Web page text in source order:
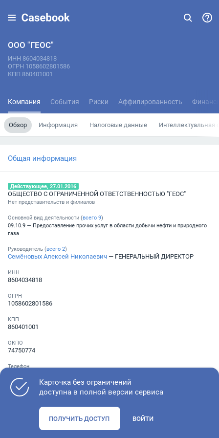
ООО "ГЕОС"
ИНН 8604034818
ОГРН 1058602801586
КПП 860401001
Компания События Риски Аффилированность
Обзор Информация Налоговые данные Интеллектуальная
Общая информация
Действующее, 27.01.2016
ОБЩЕСТВО С ОГРАНИЧЕННОЙ ОТВЕТСТВЕННОСТЬЮ "ГЕОС"
Нет представительств и филиалов
Основной вид деятельности (всего 9)
09.10.9 — Предоставление прочих услуг в области добычи нефти и природного
газа
Руководитель (всего 2)
Семёновых Алексей Николаевич — ГЕНЕРАЛЬНЫЙ ДИРЕКТОР
ИНН
8604034818
ОГРН
1058602801586
КПП
860401001
ОКПО
74750774
Телефон
Как оценить состояние компании
Карточка без ограничений
доступна в полной версии сервиса
ПОЛУЧИТЬ ДОСТУП ВОЙТИ